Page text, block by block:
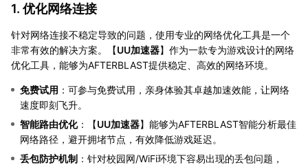
1. 优化网络连接
针对网络连接不稳定导致的问题，使用专业的网络优化工具是一个
非常有效的解决方案。【UU加速器】作为一款专为游戏设计的网络
优化工具，能够为AFTERBLAST提供稳定、高效的网络环境。
免费试用 ：可参与免费试用，亲身体验其卓越加速效能，让网络
速度即刻飞升。
智能路由优化：【UU加速器】能够为AFTERBLAST智能分析最佳
网络路径，避开拥堵节点，有效降低游戏延迟。
丢包防护机制 ：针对校园网/WiFi环境下容易出现的丢包问题，